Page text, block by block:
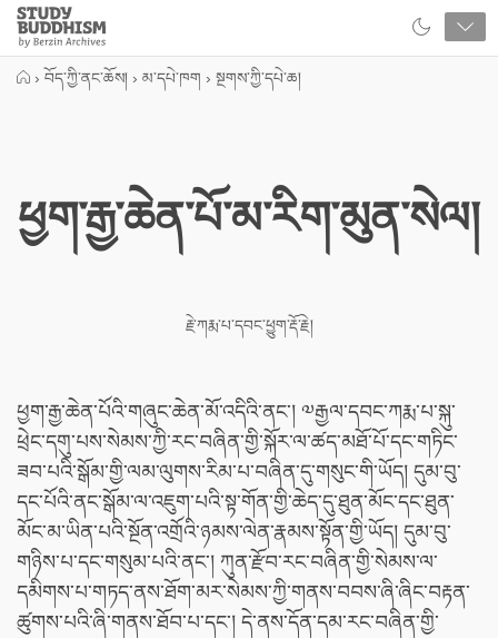
Close
Study
Buddhism
Home
› བོད་ཀྱི་ནང་ཆོས། › མ་དཔེ་ཁག › སྔགས་ཀྱི་དཔེ་ཆ།
ཕྱག་རྒྱ་ཆེན་པོ་མ་རིག་མུན་སེལ།
རྗེ་ཀརྨ་པ་དབང་ཕྱུག་རྡོ་རྗེ།
ཕྱག་རྒྱ་ཆེན་པོའི་གཞུང་ཆེན་མོ་འདིའི་ནང་། ༧རྒྱལ་དབང་ཀརྨ་པ་སྐུ་
ཕྲེང་དགུ་པས་སེམས་ཀྱི་རང་བཞིན་གྱི་སྐོར་ལ་ཚད་མཐོ་པོ་དང་གཏིང་
ཟབ་པའི་སྒོམ་གྱི་ལམ་ལུགས་རིམ་པ་བཞིན་དུ་གསུང་གི་ཡོད། དུམ་བུ་
དང་པོའི་ནང་སྒོམ་ལ་འཇུག་པའི་སྟ་གོན་གྱི་ཆེད་དུ་ཐུན་མོང་དང་ཐུན་
མོང་མ་ཡིན་པའི་སྔོན་འགྲོའི་ཉམས་ལེན་རྣམས་སྟོན་གྱི་ཡོད། དུམ་བུ་
གཉིས་པ་དང་གསུམ་པའི་ནང་། ཀུན་རྫོབ་རང་བཞིན་གྱི་སེམས་ལ་
དམིགས་པ་གཏད་ནས་ཐོག་མར་སེམས་ཀྱི་གནས་བབས་ཞི་ཞིང་བརྟན་
ཚུགས་པའི་ཞི་གནས་ཐོབ་པ་དང་། དེ་ནས་དོན་དམ་རང་བཞིན་གྱི་